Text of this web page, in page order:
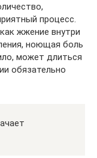
процесс.
жжение внутри
ноющая боль
может длиться
обязательно